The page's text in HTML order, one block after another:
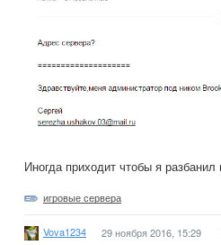
Иногда приходит чтобы я
игровые сервера
Vova1234 29 ноября 2016, 15:29